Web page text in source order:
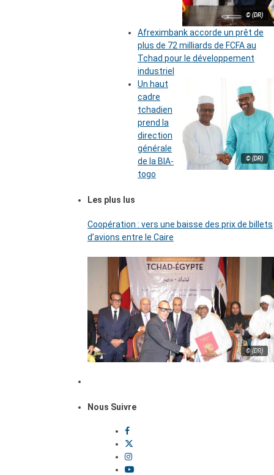
© (DR)
Afreximbank accorde un prêt de
plus de 72 milliards de FCFA au
Tchad pour le développement
industriel
© (DR)
Un haut
cadre
tchadien
prend la
direction
générale
de la BIA-
togo
Les plus lus
Coopération : vers une baisse des prix de billets
d’avions entre le Caire
© (DR)
Nous Suivre